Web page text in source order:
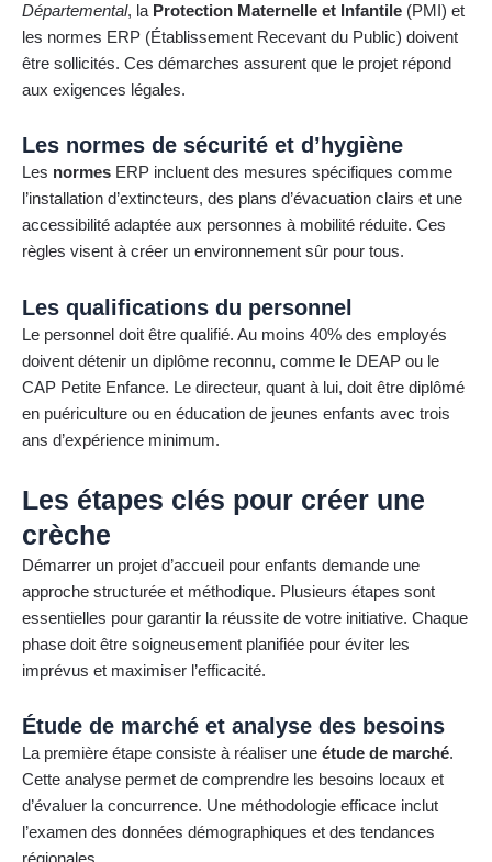
Départemental, la Protection Maternelle et Infantile (PMI) et
les normes ERP (Établissement Recevant du Public) doivent
être sollicités. Ces démarches assurent que le projet répond
aux exigences légales.
Les normes de sécurité et d’hygiène
Les normes ERP incluent des mesures spécifiques comme
l’installation d’extincteurs, des plans d’évacuation clairs et une
accessibilité adaptée aux personnes à mobilité réduite. Ces
règles visent à créer un environnement sûr pour tous.
Les qualifications du personnel
Le personnel doit être qualifié. Au moins 40% des employés
doivent détenir un diplôme reconnu, comme le DEAP ou le
CAP Petite Enfance. Le directeur, quant à lui, doit être diplômé
en puériculture ou en éducation de jeunes enfants avec trois
ans d’expérience minimum.
Les étapes clés pour créer une
crèche
Démarrer un projet d’accueil pour enfants demande une
approche structurée et méthodique. Plusieurs étapes sont
essentielles pour garantir la réussite de votre initiative. Chaque
phase doit être soigneusement planifiée pour éviter les
imprévus et maximiser l’efficacité.
Étude de marché et analyse des besoins
La première étape consiste à réaliser une étude de marché.
Cette analyse permet de comprendre les besoins locaux et
d’évaluer la concurrence. Une méthodologie efficace inclut
l’examen des données démographiques et des tendances